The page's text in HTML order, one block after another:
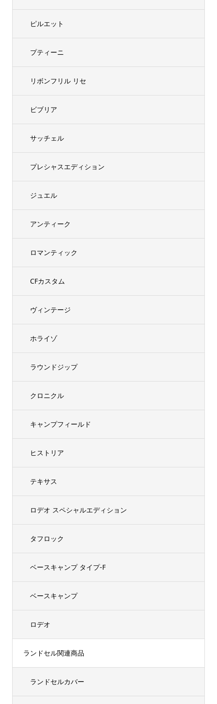
ピルエット
プティーニ
リボンフリル リセ
ビブリア
サッチェル
プレシャスエディション
ジュエル
アンティーク
ロマンティック
CFカスタム
ヴィンテージ
ホライゾ
ラウンドジップ
クロニクル
キャンプフィールド
ヒストリア
テキサス
ロデオ スペシャルエディション
タフロック
ベースキャンプ タイプ-F
ベースキャンプ
ロデオ
ランドセル関連商品
ランドセルカバー